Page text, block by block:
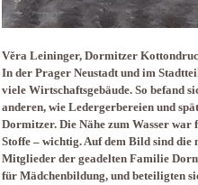
Věra Leininger, Dormitzer
In der Prager Neustadt und im
viele Wirtschaftsgebäude. So befand
anderen, wie Ledergerbereien und
Dormitzer. Die Nähe zum Wasser
Stoffe – wichtig. Auf dem Bild sind die
Mitglieder der geadelten Familie
für Mädchenbildung, und beteiligten